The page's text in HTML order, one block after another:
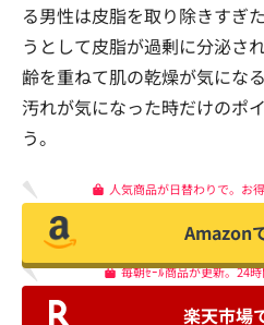
る男性は皮脂を取り除きすぎ
うとして皮脂が過剰に分泌さ
齢を重ねて肌の乾燥が気にな
汚れが気になった時だけのポ
う。
人気商品が日替わりで。お
Amazon
毎朝ｾｰﾙ商品が更新。24
楽天市場